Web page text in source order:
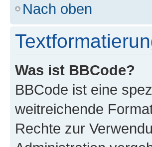
Nach oben
Was ist BBCode?
BBCode ist eine
weitreichende
Rechte zur